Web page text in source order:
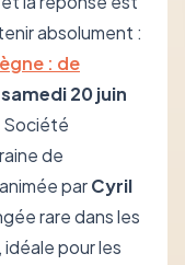
absolument :
: de
samedi 20 juin
Société
de
parCyril
rare dans les
pour les